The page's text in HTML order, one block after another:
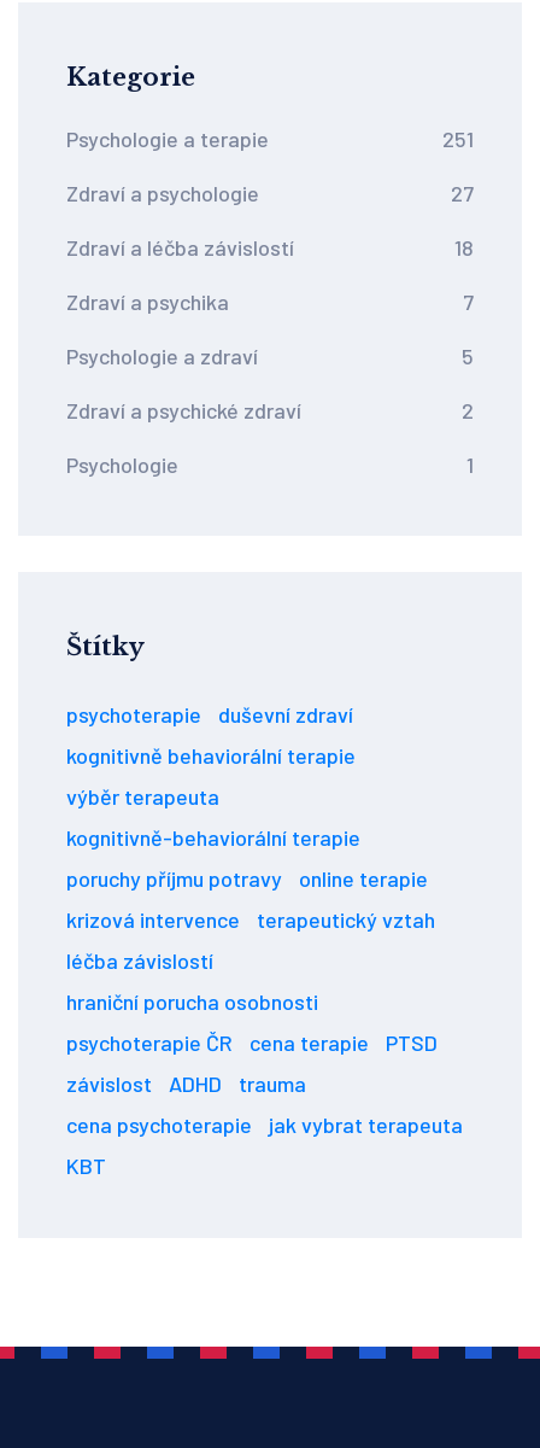
Kategorie
Psychologie a terapie 251
Zdraví a psychologie 27
Zdraví a léčba závislostí 18
Zdraví a psychika 7
Psychologie a zdraví 5
Zdraví a psychické zdraví 2
Psychologie 1
Štítky
psychoterapie
duševní zdraví
kognitivně behaviorální terapie
výběr terapeuta
kognitivně-behaviorální terapie
poruchy příjmu potravy
online terapie
krizová intervence
terapeutický vztah
léčba závislostí
hraniční porucha osobnosti
psychoterapie ČR
cena terapie
PTSD
závislost
ADHD
trauma
cena psychoterapie
jak vybrat terapeuta
KBT